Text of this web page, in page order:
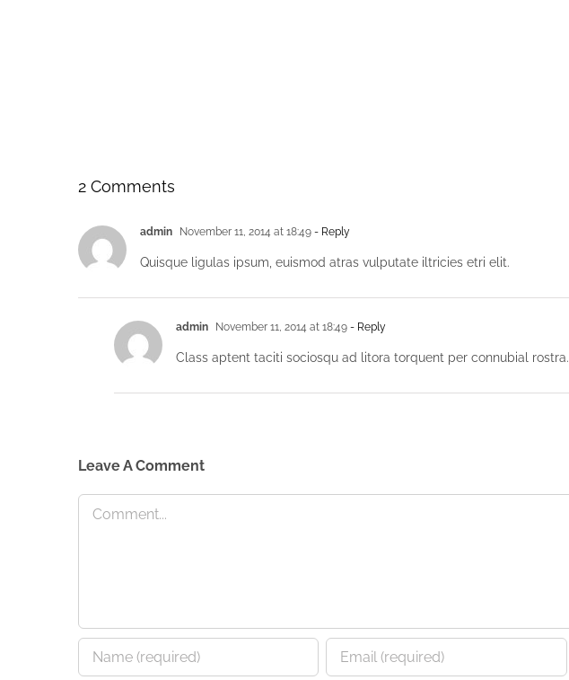
2 Comments
admin November 11, 2014 at 18:49 - Reply
Quisque ligulas ipsum, euismod atras vulputate iltricies etri elit.
admin November 11, 2014 at 18:49 - Reply
Class aptent taciti sociosqu ad litora torquent per connubial rostra.
Leave A Comment
Comment